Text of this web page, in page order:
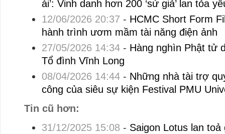
ái’: Vinh danh hơn 200 ‘sứ giả’ lan tỏa
12/06/2026 20:37 - HCMC Short Form
hành trình ươm mầm tài năng điện ảnh
27/05/2026 14:34- Hàng nghìn Phật tử
Tổ đình Vĩnh Long
08/04/2026 14:44- Những nhà tài trợ
công của siêu sự kiện Festival PMU
Tin cũ hơn:
31/12/2025 15:08 - Saigon Lotus lan